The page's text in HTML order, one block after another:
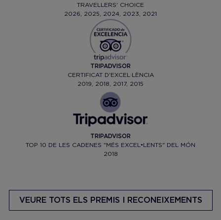
TRAVELLERS' CHOICE
2026, 2025, 2024, 2023, 2021
TRIPADVISOR
CERTIFICAT D'EXCEL·LÈNCIA
2019, 2018, 2017, 2015
TRIPADVISOR
TOP 10 DE LES CADENES "MÉS EXCEL•LENTS" DEL MÓN
2018
VEURE TOTS ELS PREMIS I RECONEIXEMENTS